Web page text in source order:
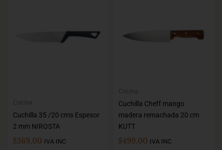
Cocina
Cuchilla 35 /20 cms Espesor
2 mm NIROSTA
$369,00 IVA INC
Cocina
Cuchilla Cheff mango
madera remachada 20 cm
KUTT
$499,00 IVA INC